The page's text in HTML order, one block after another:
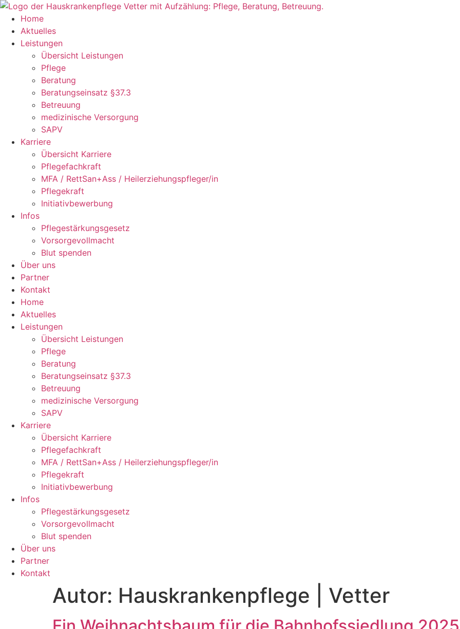
Zum
Inhalt
springen
Home
Aktuelles
Leistungen
Übersicht Leistungen
Pflege
Beratung
Beratungseinsatz §37.3
Betreuung
medizinische Versorgung
SAPV
Karriere
Übersicht Karriere
Pflegefachkraft
MFA / RettSan+Ass / Heilerziehungspfleger/in
Pflegekraft
Initiativbewerbung
Infos
Pflegestärkungsgesetz
Vorsorgevollmacht
Blut spenden
Über uns
Partner
Kontakt
Home
Aktuelles
Leistungen
Übersicht Leistungen
Pflege
Beratung
Beratungseinsatz §37.3
Betreuung
medizinische Versorgung
SAPV
Karriere
Übersicht Karriere
Pflegefachkraft
MFA / RettSan+Ass / Heilerziehungspfleger/in
Pflegekraft
Initiativbewerbung
Infos
Pflegestärkungsgesetz
Vorsorgevollmacht
Blut spenden
Über uns
Partner
Kontakt
Autor: Hauskrankenpflege | Vetter